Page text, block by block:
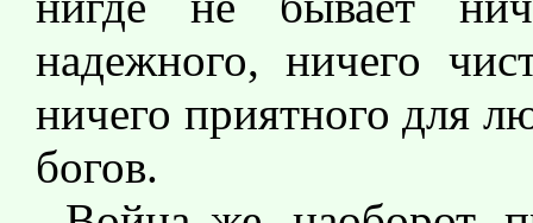
надежного, ничего
ничего приятного для
богов.